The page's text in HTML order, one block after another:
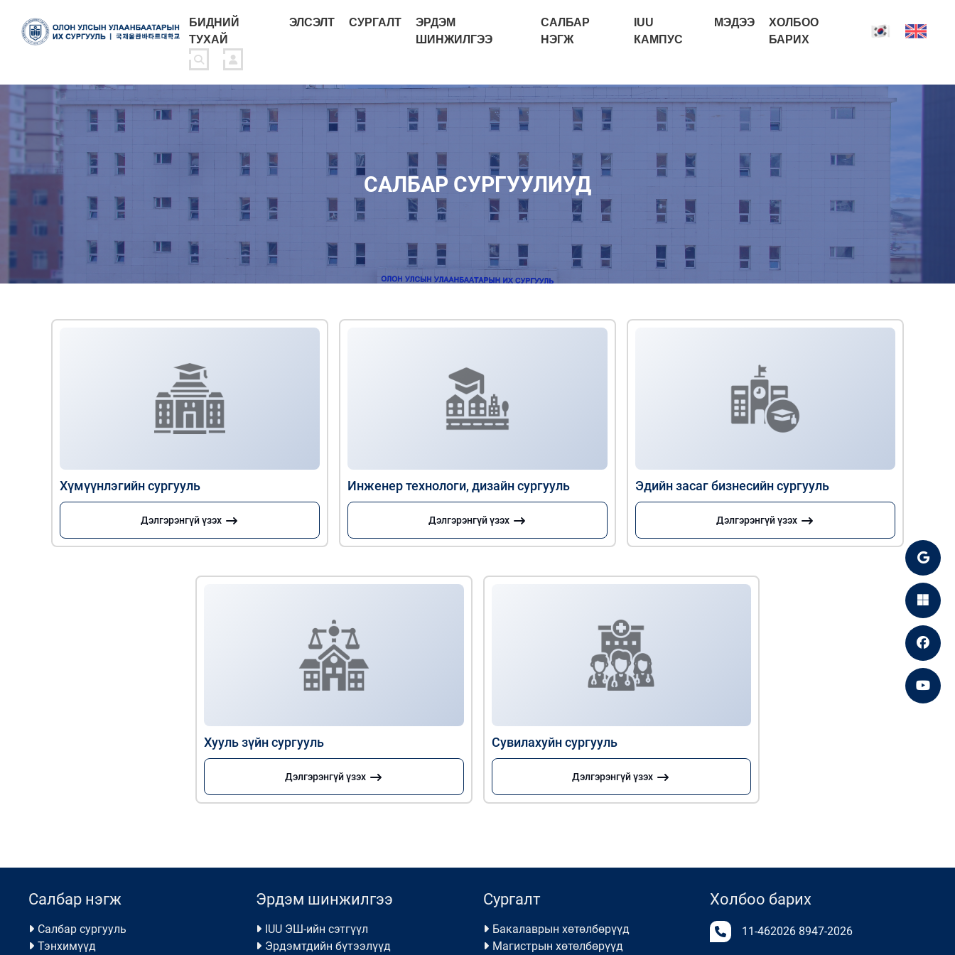
БИДНИЙ
ТУХАЙ
ЭЛСЭЛТ СУРГАЛТ
ЭРДЭМ
ШИНЖИЛГЭЭ
САЛБАР
НЭГЖ
IUU
КАМПУС
МЭДЭЭ
ХОЛБОО
БАРИХ
САЛБАР СУРГУУЛИУД
Хүмүүнлэгийн сургууль
Дэлгэрэнгүй үзэх
Инженер технологи, дизайн сургууль
Дэлгэрэнгүй үзэх
Эдийн засаг бизнесийн сургууль
Дэлгэрэнгүй үзэх
Хууль зүйн сургууль
Дэлгэрэнгүй үзэх
Сувилахуйн сургууль
Дэлгэрэнгүй үзэх
Салбар нэгж
Салбар сургууль
Тэнхимүүд
Эрдэм шинжилгээ
IUU ЭШ-ийн сэтгүүл
Эрдэмтдийн бүтээлүүд
Сургалт
Бакалаврын хөтөлбөрүүд
Магистрын хөтөлбөрүүд
Холбоо барих
11-462026 8947-2026